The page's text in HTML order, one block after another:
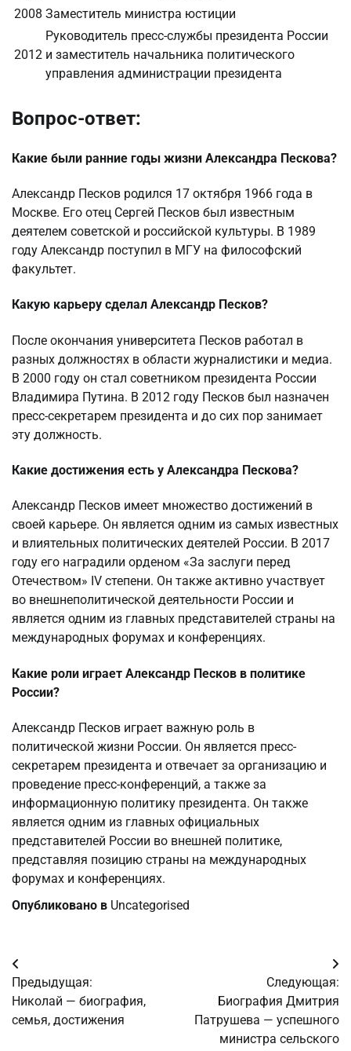
2008 Заместитель министра юстиции
2012
Руководитель пресс-службы президента России
и заместитель начальника политического
управления администрации президента
Вопрос-ответ:
Какие были ранние годы жизни Александра Пескова?
Александр Песков родился 17 октября 1966 года в
Москве. Его отец Сергей Песков был известным
деятелем советской и российской культуры. В 1989
году Александр поступил в МГУ на философский
факультет.
Какую карьеру сделал Александр Песков?
После окончания университета Песков работал в
разных должностях в области журналистики и медиа.
В 2000 году он стал советником президента России
Владимира Путина. В 2012 году Песков был назначен
пресс-секретарем президента и до сих пор занимает
эту должность.
Какие достижения есть у Александра Пескова?
Александр Песков имеет множество достижений в
своей карьере. Он является одним из самых известных
и влиятельных политических деятелей России. В 2017
году его наградили орденом «За заслуги перед
Отечеством» IV степени. Он также активно участвует
во внешнеполитической деятельности России и
является одним из главных представителей страны на
международных форумах и конференциях.
Какие роли играет Александр Песков в политике
России?
Александр Песков играет важную роль в
политической жизни России. Он является пресс-
секретарем президента и отвечает за организацию и
проведение пресс-конференций, а также за
информационную политику президента. Он также
является одним из главных официальных
представителей России во внешней политике,
представляя позицию страны на международных
форумах и конференциях.
Опубликовано в Uncategorised
Навигация
по
записям
Предыдущая:
Николай — биография,
семья, достижения
Следующая:
Биография Дмитрия
Патрушева — успешного
министра сельского